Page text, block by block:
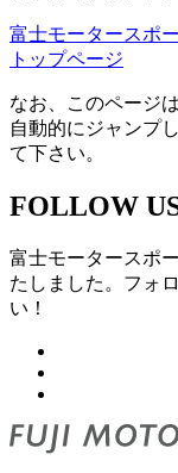
富士モータースポ
トップページ
なお、このページ
自動的にジャンプ
て下さい。
FOLLOW
富士モータースポ
たしました。フォ
い！